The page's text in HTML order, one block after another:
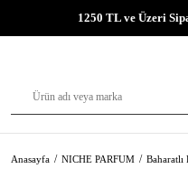
1250 TL ve Üzeri
Anasayfa NICHE PARFUM Baharatlı